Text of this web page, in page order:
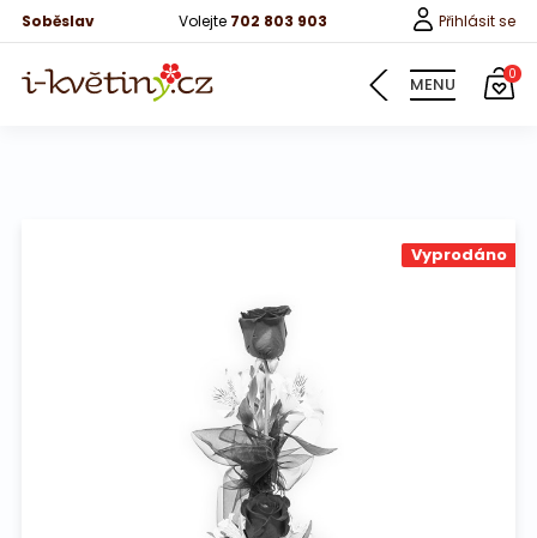
Soběslav Volejte 702 803 903 Přihlásit se
MENU 0
Vyprodáno